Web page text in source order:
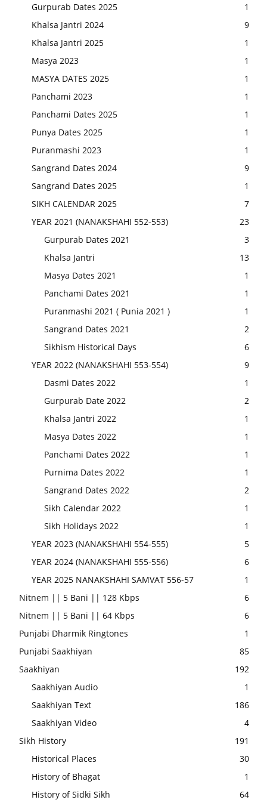
Gurpurab Dates 2025
1
Khalsa Jantri 2024
9
Khalsa Jantri 2025
1
Masya 2023
1
MASYA DATES 2025
1
Panchami 2023
1
Panchami Dates 2025
1
Punya Dates 2025
1
Puranmashi 2023
1
Sangrand Dates 2024
9
Sangrand Dates 2025
1
SIKH CALENDAR 2025
7
YEAR 2021 (NANAKSHAHI 552-553)
23
Gurpurab Dates 2021
3
Khalsa Jantri
13
Masya Dates 2021
1
Panchami Dates 2021
1
Puranmashi 2021 ( Punia 2021 )
1
Sangrand Dates 2021
2
Sikhism Historical Days
6
YEAR 2022 (NANAKSHAHI 553-554)
9
Dasmi Dates 2022
1
Gurpurab Date 2022
2
Khalsa Jantri 2022
1
Masya Dates 2022
1
Panchami Dates 2022
1
Purnima Dates 2022
1
Sangrand Dates 2022
2
Sikh Calendar 2022
1
Sikh Holidays 2022
1
YEAR 2023 (NANAKSHAHI 554-555)
5
YEAR 2024 (NANAKSHAHI 555-556)
6
YEAR 2025 NANAKSHAHI SAMVAT 556-57
1
Nitnem || 5 Bani || 128 Kbps
6
Nitnem || 5 Bani || 64 Kbps
6
Punjabi Dharmik Ringtones
1
Punjabi Saakhiyan
85
Saakhiyan
192
Saakhiyan Audio
1
Saakhiyan Text
186
Saakhiyan Video
4
Sikh History
191
Historical Places
30
History of Bhagat
1
History of Sidki Sikh
64